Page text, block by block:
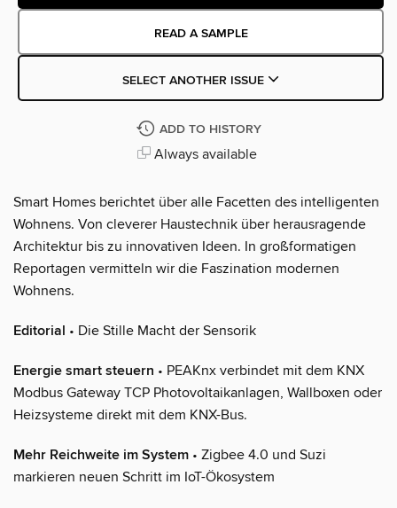
READ A SAMPLE
SELECT ANOTHER ISSUE
ADD TO HISTORY
Always available
Smart Homes berichtet über alle Facetten des intelligenten
Wohnens. Von cleverer Haustechnik über herausragende
Architektur bis zu innovativen Ideen. In großformatigen
Reportagen vermitteln wir die Faszination modernen
Wohnens.
Editorial • Die Stille Macht der Sensorik
Energie smart steuern • PEAKnx verbindet mit dem KNX
Modbus Gateway TCP Photovoltaikanlagen, Wallboxen oder
Heizsysteme direkt mit dem KNX-Bus.
Mehr Reichweite im System • Zigbee 4.0 und Suzi
markieren neuen Schritt im IoT-Ökosystem